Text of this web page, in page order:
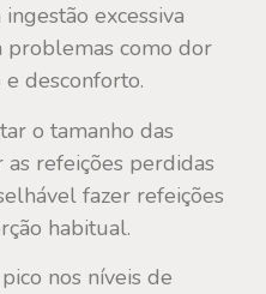
excessiva
problemas como dor
desconforto.
o tamanho das
refeições perdidas
fazer refeições
habitual.
nos níveis de